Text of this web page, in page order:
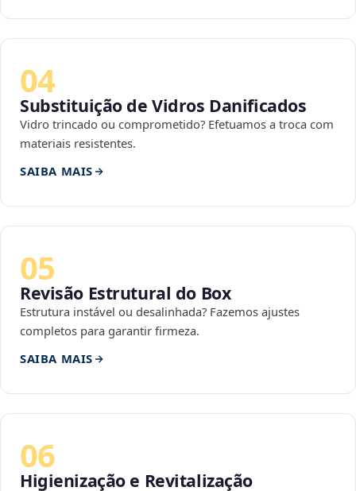
04
Substituição de Vidros Danificados
Vidro trincado ou comprometido? Efetuamos a troca com
materiais resistentes.
SAIBA MAIS
05
Revisão Estrutural do Box
Estrutura instável ou desalinhada? Fazemos ajustes
completos para garantir firmeza.
SAIBA MAIS
06
Higienização e Revitalização